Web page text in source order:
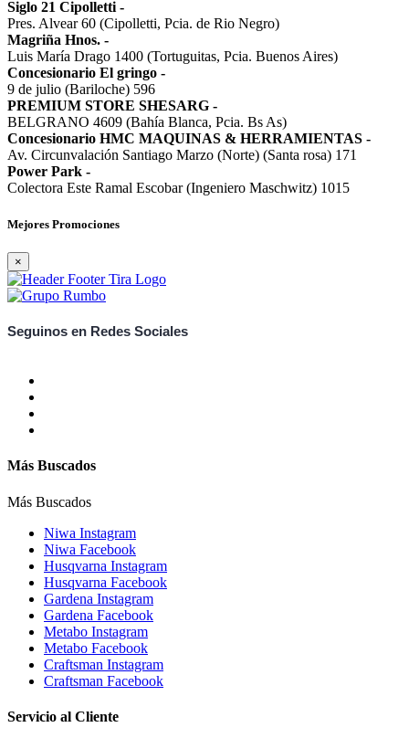
Siglo 21 Cipolletti -
Pres. Alvear 60 (Cipolletti, Pcia. de Rio Negro)
Magriña Hnos. -
Luis María Drago 1400 (Tortuguitas, Pcia. Buenos Aires)
Concesionario El gringo -
9 de julio (Bariloche) 596
PREMIUM STORE SHESARG -
BELGRANO 4609 (Bahía Blanca, Pcia. Bs As)
Concesionario HMC MAQUINAS & HERRAMIENTAS -
Av. Circunvalación Santiago Marzo (Norte) (Santa rosa) 171
Power Park -
Colectora Este Ramal Escobar (Ingeniero Maschwitz) 1015
Mejores Promociones
×
Seguinos en Redes Sociales
Más Buscados
Más Buscados
Niwa Instagram
Niwa Facebook
Husqvarna Instagram
Husqvarna Facebook
Gardena Instagram
Gardena Facebook
Metabo Instagram
Metabo Facebook
Craftsman Instagram
Craftsman Facebook
Servicio al Cliente